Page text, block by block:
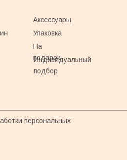
На
подарок
Аксессуары
Упаковка
Индивидуальный
подбор
персональных